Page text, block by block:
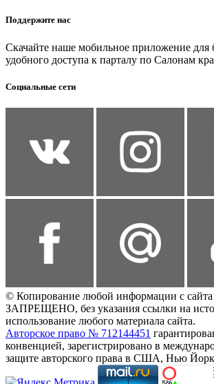
Поддержите нас
Скачайте наше мобильное приложение для
удобного доступа к парталу по Салонам
Социальные сети
© Копирование любой информации с
ЗАПРЕЩЕНО, без указания ссылки на
использование любого материала сайта.
Авторское право № 712144451
конвенцией, зарегистрировано в
защите авторского права в США, Нью